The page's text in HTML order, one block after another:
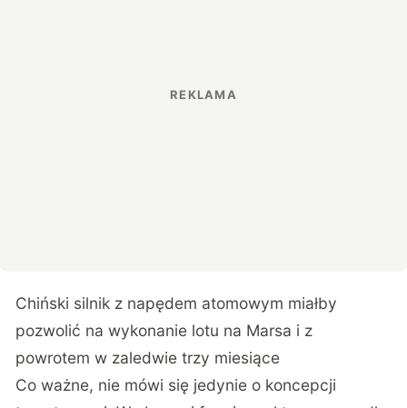
Chiński silnik z napędem atomowym miałby
pozwolić na wykonanie lotu na Marsa i z
powrotem w zaledwie trzy miesiące
Co ważne, nie mówi się jedynie o koncepcji